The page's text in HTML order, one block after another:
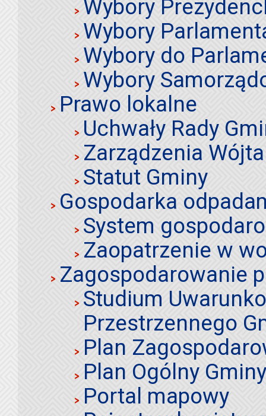
Wybory
Wybory
Wybory do
Wybory
Prawo lokalne
Uchwały Rady
Zarządzenia Wójta
Statut Gminy
Gospodarka
System
Zaopatrzenie w
Zagospodarowanie
Studium
Przestrzennego
Plan
Plan Ogólny
Portal mapowy